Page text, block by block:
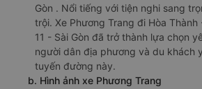
Gòn . Nổi tiếng với tiện nghi sang
trội. Xe Phương Trang đi Hòa
11 - Sài Gòn đã trở thành lựa chọn
người dân địa phương và du khách
tuyến đường này.
b. Hình ảnh xe Phương Trang